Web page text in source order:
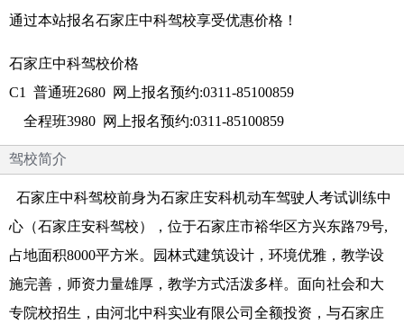
通过本站报名石家庄中科驾校享受优惠价格！
石家庄中科驾校价格
C1 普通班2680 网上报名预约:0311-85100859
全程班3980 网上报名预约:0311-85100859
驾校简介
石家庄中科驾校前身为石家庄安科机动车驾驶人考试训练中
心（石家庄安科驾校），位于石家庄市裕华区方兴东路79号,
占地面积8000平方米。园林式建筑设计，环境优雅，教学设
施完善，师资力量雄厚，教学方式活泼多样。面向社会和大
专院校招生，由河北中科实业有限公司全额投资，与石家庄